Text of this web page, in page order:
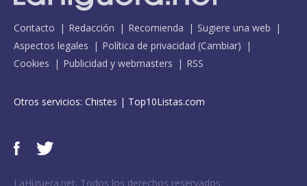
Contacto Redacción Recomienda
Sugiere una web
Aspectos legales
Política de privacidad (Cambiar)
Cookies
Publicidad y webmasters RSS
Otros servicios: Chistes | Top10Listas.com
LaHiguera.net. Todos los derechos reservados